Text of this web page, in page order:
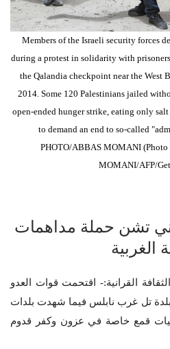
Members of the Israeli security forces
during a protest in solidarity with
the Qalandia checkpoint near the West
2014. Some 120 Palestinians jailed
open-ended hunger strike, eating only
to demand an end to so-called
PHOTO/ABBAS MOMANI
MOMANI/AFP/
تشن حملة مداهمات
الغربية
| 18 نوفمبر/ الثقافة القرانية:- اقتحمت قوات العدو
تل غرب نابلس فيما شهدت بلدات
قمع خاصة في عزون وكفر قدوم